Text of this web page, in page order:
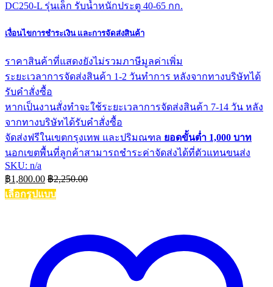
DC250-L รุ่นเล็ก รับน้ำหนักประตู 40-65 กก.
เงื่อนไขการชำระเงิน และการจัดส่งสินค้า
ราคาสินค้าที่แสดงยังไม่รวมภาษีมูลค่าเพิ่ม
ระยะเวลาการจัดส่งสินค้า 1-2 วันทำการ หลังจากทางบริษัทได้
รับคำสั่งซื้อ
หากเป็นงานสั่งทำจะใช้ระยะเวลาการจัดส่งสินค้า 7-14 วัน หลัง
จากทางบริษัทได้รับคำสั่งซื้อ
จัดส่งฟรีในเขตกรุงเทพ และปริมณฑล ยอดขั้นต่ำ 1,000 บาท
นอกเขตพื้นที่ลูกค้าสามารถชำระค่าจัดส่งได้ที่ตัวแทนขนส่ง
SKU: n/a
฿1,800.00 ฿2,250.00
เลือกรูปแบบ